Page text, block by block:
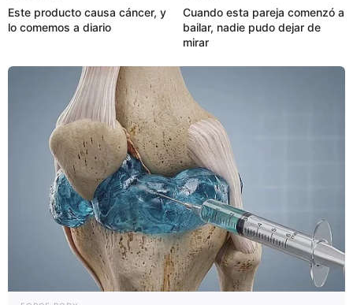
Contraindicaciones
No se recomienda el uso de suplementos de DHEA para
mujeres embarazadas, lactantes y niños, a menos que
lo recomiende un médico general o un endocrinólogo.
Este producto causa cáncer, y
lo comemos a diario
Cuando esta pareja comenzó a
bailar, nadie pudo dejar de
mirar